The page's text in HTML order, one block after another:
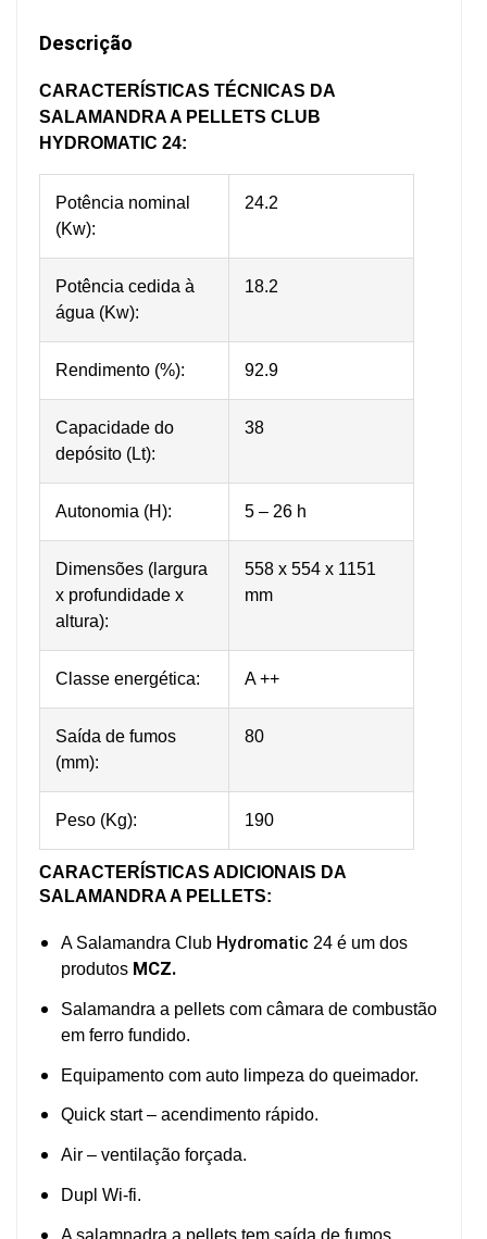
Descrição
CARACTERÍSTICAS TÉCNICAS DA
SALAMANDRA A PELLETS CLUB
HYDROMATIC 24:
Potência nominal
(Kw):
24.2
Potência cedida à
água (Kw):
18.2
Rendimento (%): 92.9
Capacidade do
depósito (Lt):
38
Autonomia (H): 5 – 26 h
Dimensões (largura
x profundidade x
altura):
558 x 554 x 1151
mm
Classe energética: A ++
Saída de fumos
(mm):
80
Peso (Kg): 190
CARACTERÍSTICAS ADICIONAIS DA
SALAMANDRA A PELLETS:
A Salamandra Club Hydromatic 24 é um dos
produtos MCZ.
Salamandra a pellets com câmara de combustão
em ferro fundido.
Equipamento com auto limpeza do queimador.
Quick start – acendimento rápido.
Air – ventilação forçada.
Dupl Wi-fi.
A salamnadra a pellets tem saída de fumos